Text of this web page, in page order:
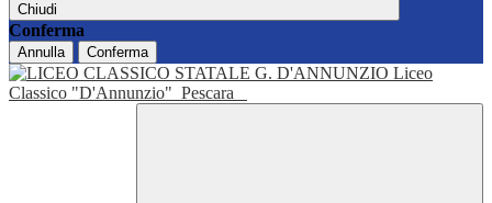
Chiudi
Conferma
Annulla Conferma
Liceo
Classico "D'Annunzio" Pescara